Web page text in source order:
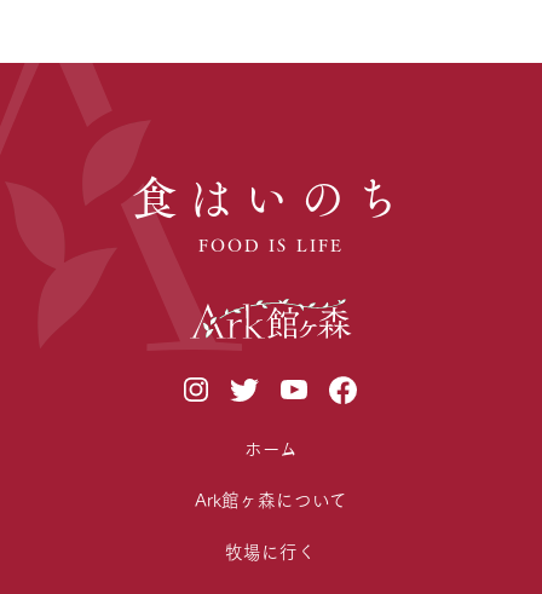
食はいのち
FOOD IS LIFE
ホーム
Ark館ヶ森について
牧場に行く